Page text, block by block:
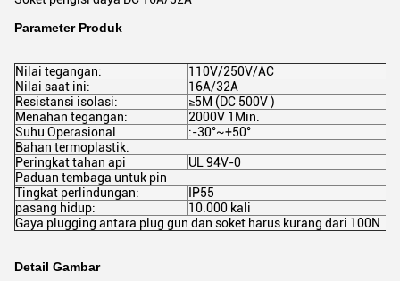
Parameter Produk
Nilai tegangan:
110V/250V/AC
Nilai saat ini:
16A/32A
Resistansi isolasi:
≥5M (DC 500V )
Menahan tegangan:
2000V 1Min.
Suhu Operasional
:-30°~+50°
Bahan termoplastik.
Peringkat tahan api
UL 94V-0
Paduan tembaga untuk pin
Tingkat perlindungan:
IP55
pasang hidup:
10.000 kali
Gaya plugging antara plug gun dan soket harus kurang dari 100N
Detail Gambar